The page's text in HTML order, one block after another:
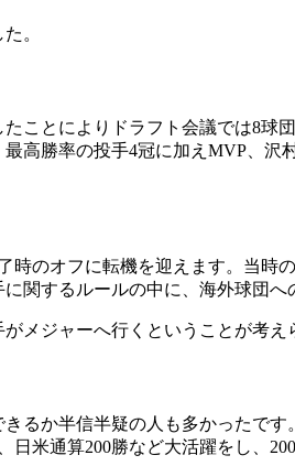
。
ことによりドラフト会議では8
高勝率の投手4冠に加えMVP、
のオフに転機を迎えます。当
関するルールの中に、海外球団
メジャーへ行くということが考
るか半信半疑の人も多かったです
米通算200勝など大活躍をし、